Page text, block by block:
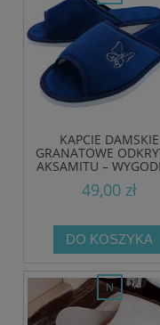
KAPCIE DAMSKIE
GRANATOWE
AKSAMITU –
49,00 zł
DO KOSZYKA
nowość
nowość